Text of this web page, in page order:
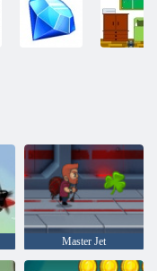
Master Jet